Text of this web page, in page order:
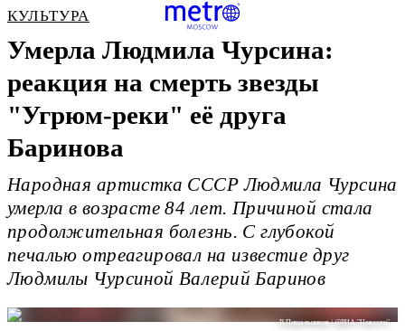
КУЛЬТУРА
Умерла Людмила Чурсина:
реакция на смерть звезды
"Угрюм-реки" её друга
Баринова
Народная артистка СССР Людмила Чурсина
умерла в возрасте 84 лет. Причиной стала
продолжительная болезнь. С глубокой
печалью отреагировал на известие друг
Людмилы Чурсиной Валерий Баринов
В.Пищальников / @РИА "Новости"